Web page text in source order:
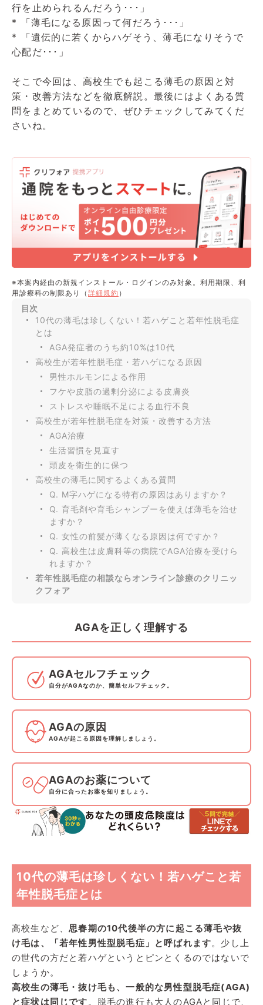
行を止められるんだろう･･･」
* 「薄毛になる原因って何だろう･･･」
* 「遺伝的に若くからハゲそう、薄毛になりそうで
心配だ･･･」
そこで今回は、高校生でも起こる薄毛の原因と対
策・改善方法などを徹底解説。最後にはよくある質
問をまとめているので、ぜひチェックしてみてくだ
さいね。
※本案内経由の新規インストール・ログインのみ対象。利用期限、利
用診療科の制限あり（ 詳細規約 ）
目次
10代の薄毛は珍しくない！若ハゲこと若年性脱毛症
とは
AGA発症者のうち約10%は10代
高校生が若年性脱毛症・若ハゲになる原因
男性ホルモンによる作用
フケや皮脂の過剰分泌による皮膚炎
ストレスや睡眠不足による血行不良
高校生が若年性脱毛症を対策・改善する方法
AGA治療
生活習慣を見直す
頭皮を衛生的に保つ
高校生の薄毛に関するよくある質問
Q. M字ハゲになる特有の原因はありますか？
Q. 育毛剤や育毛シャンプーを使えば薄毛を治せ
ますか？
Q. 女性の前髪が薄くなる原因は何ですか？
Q. 高校生は皮膚科等の病院でAGA治療を受けら
れますか？
若年性脱毛症の相談ならオンライン診療のクリニッ
クフォア
AGAを正しく理解する
AGAセルフチェック
自分がAGAなのか、簡単セルフチェック。
AGAの原因
AGAが起こる原因を理解しましょう。
AGAのお薬について
自分に合ったお薬を知りましょう。
10代の薄毛は珍しくない！若ハゲこと若
年性脱毛症とは
高校生など、思春期の10代後半の方に起こる薄毛や抜
け毛は、「若年性男性型脱毛症」と呼ばれます。少し上
の世代の方だと若ハゲというとピンとくるのではないで
しょうか。
高校生の薄毛・抜け毛も、一般的な男性型脱毛症(AGA)
と症状は同じです。脱毛の進行も大人のAGAと同じで、